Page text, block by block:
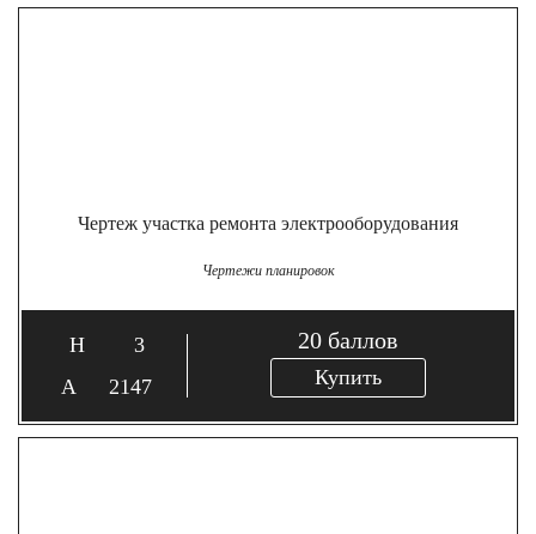
Чертеж участка ремонта электрооборудования
Чертежи планировок
3
2147
20 баллов
Купить